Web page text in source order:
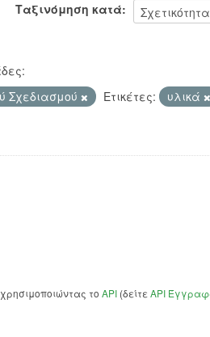
Ταξινόμηση κατά
Σχεδιασμού
Ετικέτες:
υλικά
το API (δείτε API